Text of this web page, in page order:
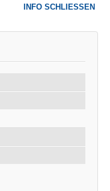
INFO SCHLIESSEN